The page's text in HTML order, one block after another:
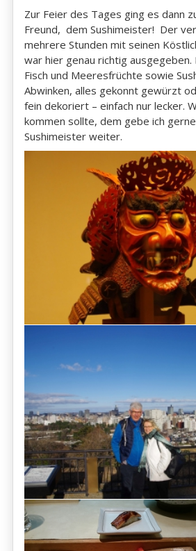
Zur Feier des Tages ging es dann
Freund, dem Sushimeister! Der
mehrere Stunden mit seinen
war hier genau richtig ausgegeben.
Fisch und Meeresfrüchte sowie
Abwinken, alles gekonnt gewürzt
fein dekoriert – einfach nur lecker.
kommen sollte, dem gebe ich
Sushimeister weiter.